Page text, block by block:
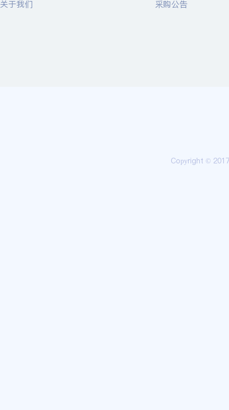
关于我们
采购公告
Copyright ©